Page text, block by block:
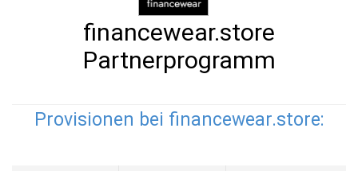
financewear.store
Partnerprogramm
Provisionen bei financewear.store: